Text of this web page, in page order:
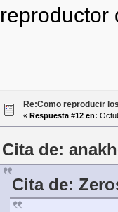
reproductor
Re:Como reproducir
« Respuesta #12 en:
Cita de:
Cita de: